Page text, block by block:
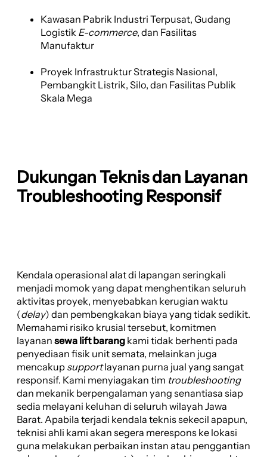
Kawasan Pabrik Industri Terpusat, Gudang
Logistik E-commerce, dan Fasilitas
Manufaktur
Proyek Infrastruktur Strategis Nasional,
Pembangkit Listrik, Silo, dan Fasilitas Publik
Skala Mega
Dukungan Teknis dan Layanan
Troubleshooting Responsif
Kendala operasional alat di lapangan seringkali
menjadi momok yang dapat menghentikan seluruh
aktivitas proyek, menyebabkan kerugian waktu
(delay) dan pembengkakan biaya yang tidak sedikit.
Memahami risiko krusial tersebut, komitmen
layanan sewa lift barang kami tidak berhenti pada
penyediaan fisik unit semata, melainkan juga
mencakup supportlayanan purna jual yang sangat
responsif. Kami menyiagakan tim troubleshooting
dan mekanik berpengalaman yang senantiasa siap
sedia melayani keluhan di seluruh wilayah Jawa
Barat. Apabila terjadi kendala teknis sekecil apapun,
teknisi ahli kami akan segera merespons ke lokasi
guna melakukan perbaikan instan atau penggantian